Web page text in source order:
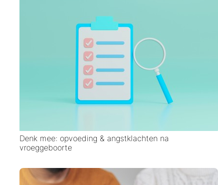
Denk mee: opvoeding & angstklachten na
vroeggeboorte